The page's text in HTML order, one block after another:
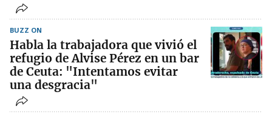
BUZZ ON
Habla la trabajadora que vivió el
refugio de Alvise Pérez en un bar
de Ceuta: "Intentamos evitar
una desgracia"